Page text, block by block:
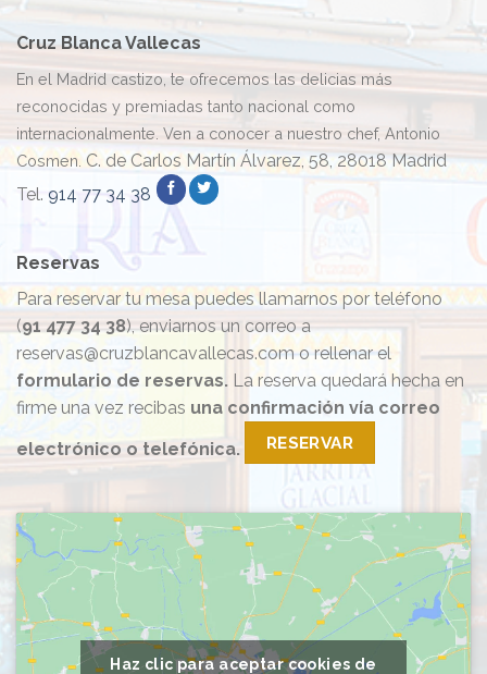
Cruz Blanca Vallecas
En el Madrid castizo, te ofrecemos las delicias más
reconocidas y premiadas tanto nacional como
internacionalmente. Ven a conocer a nuestro chef, Antonio
Cosmen. C. de Carlos Martín Álvarez, 58, 28018 Madrid
Tel. 914 77 34 38
Haz clic para aceptar cookies de
Reservas
Para reservar tu mesa puedes llamarnos por teléfono
(91 477 34 38), enviarnos un correo a
reservas@cruzblancavallecas.com o rellenar el
formulario de reservas. La reserva quedará hecha en
firme una vez recibas una confirmación vía correo
electrónico o telefónica. RESERVAR